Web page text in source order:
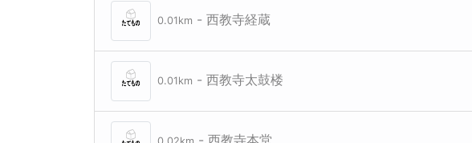
0.01km - 西教寺経蔵
0.01km - 西教寺太鼓楼
- 西教寺本堂